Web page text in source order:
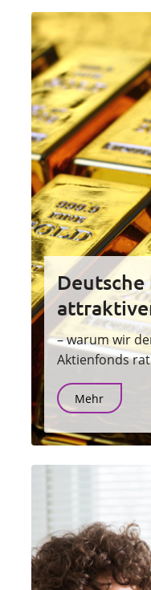
– warum wir
Aktienfonds
Mehr